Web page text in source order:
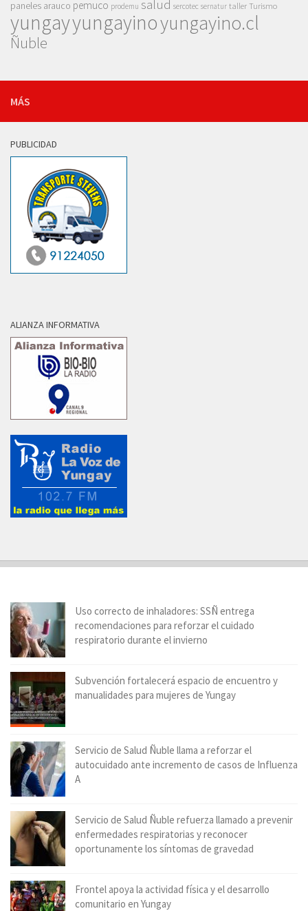
paneles arauco pemuco prodemu salud sercotec sernatur taller Turismo
yungayyungayinoyungayino.cl
Ñuble
MÁS
PUBLICIDAD
ALIANZA INFORMATIVA
Uso correcto de inhaladores: SSÑ entrega
recomendaciones para reforzar el cuidado
respiratorio durante el invierno
Subvención fortalecerá espacio de encuentro y
manualidades para mujeres de Yungay
Servicio de Salud Ñuble llama a reforzar el
autocuidado ante incremento de casos de Influenza
A
Servicio de Salud Ñuble refuerza llamado a prevenir
enfermedades respiratorias y reconocer
oportunamente los síntomas de gravedad
Frontel apoya la actividad física y el desarrollo
comunitario en Yungay